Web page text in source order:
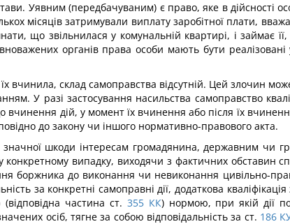
Уявним (передбачуваним) є право, яке в дійсності
місяців затримували виплату заробітної плати,
що звільнилася у комунальній квартирі, і займає
ор­ганів права особи мають бути
вчинила, склад самоправства відсутній. Цей злочин
У разі застосування насильства самоправство
дій, у момент їх вчинення або після їх
до закону чи іншого нормативно-правового акта.
шкоди інтересам громадянина, державним чи
випадку, виходячи з фактичних обставин
боржника до виконання чи невиконання цивільно-
за конкретні самоправні дії, додаткова кваліфікація
частина ст. 355 КК) нормою, при якій дії
осіб, тягне за собою відповідальність за ст. 186